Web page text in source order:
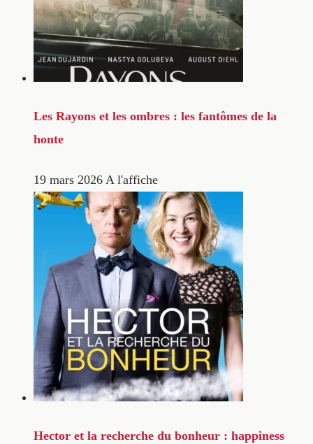
Les Rayons et les ombres : les fantômes de la
honte
19 mars 2026 A l'affiche
Hector et la recherche du bonheur : happiness